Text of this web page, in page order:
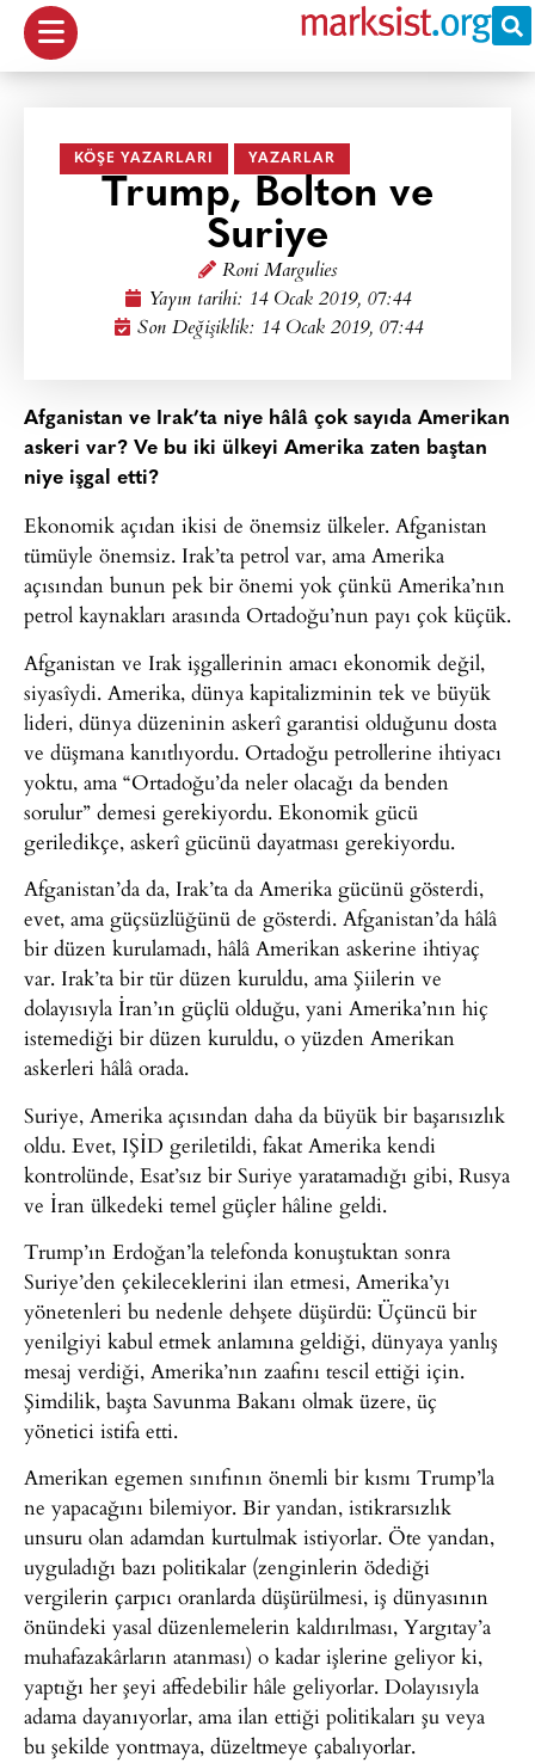
KÖŞE YAZARLARI YAZARLAR
Trump, Bolton ve
Suriye
Roni Margulies
Yayın tarihi: 14 Ocak 2019, 07:44
Son Değişiklik: 14 Ocak 2019, 07:44
Afganistan ve Irak’ta niye hâlâ çok sayıda Amerikan
askeri var? Ve bu iki ülkeyi Amerika zaten baştan
niye işgal etti?
Ekonomik açıdan ikisi de önemsiz ülkeler. Afganistan
tümüyle önemsiz. Irak’ta petrol var, ama Amerika
açısından bunun pek bir önemi yok çünkü Amerika’nın
petrol kaynakları arasında Ortadoğu’nun payı çok küçük.
Afganistan ve Irak işgallerinin amacı ekonomik değil,
siyasîydi. Amerika, dünya kapitalizminin tek ve büyük
lideri, dünya düzeninin askerî garantisi olduğunu dosta
ve düşmana kanıtlıyordu. Ortadoğu petrollerine ihtiyacı
yoktu, ama “Ortadoğu’da neler olacağı da benden
sorulur” demesi gerekiyordu. Ekonomik gücü
geriledikçe, askerî gücünü dayatması gerekiyordu.
Afganistan’da da, Irak’ta da Amerika gücünü gösterdi,
evet, ama güçsüzlüğünü de gösterdi. Afganistan’da hâlâ
bir düzen kurulamadı, hâlâ Amerikan askerine ihtiyaç
var. Irak’ta bir tür düzen kuruldu, ama Şiilerin ve
dolayısıyla İran’ın güçlü olduğu, yani Amerika’nın hiç
istemediği bir düzen kuruldu, o yüzden Amerikan
askerleri hâlâ orada.
Suriye, Amerika açısından daha da büyük bir başarısızlık
oldu. Evet, IŞİD geriletildi, fakat Amerika kendi
kontrolünde, Esat’sız bir Suriye yaratamadığı gibi, Rusya
ve İran ülkedeki temel güçler hâline geldi.
Trump’ın Erdoğan’la telefonda konuştuktan sonra
Suriye’den çekileceklerini ilan etmesi, Amerika’yı
yönetenleri bu nedenle dehşete düşürdü: Üçüncü bir
yenilgiyi kabul etmek anlamına geldiği, dünyaya yanlış
mesaj verdiği, Amerika’nın zaafını tescil ettiği için.
Şimdilik, başta Savunma Bakanı olmak üzere, üç
yönetici istifa etti.
Amerikan egemen sınıfının önemli bir kısmı Trump’la
ne yapacağını bilemiyor. Bir yandan, istikrarsızlık
unsuru olan adamdan kurtulmak istiyorlar. Öte yandan,
uyguladığı bazı politikalar (zenginlerin ödediği
vergilerin çarpıcı oranlarda düşürülmesi, iş dünyasının
önündeki yasal düzenlemelerin kaldırılması, Yargıtay’a
muhafazakârların atanması) o kadar işlerine geliyor ki,
yaptığı her şeyi affedebilir hâle geliyorlar. Dolayısıyla
adama dayanıyorlar, ama ilan ettiği politikaları şu veya
bu şekilde yontmaya, düzeltmeye çabalıyorlar.